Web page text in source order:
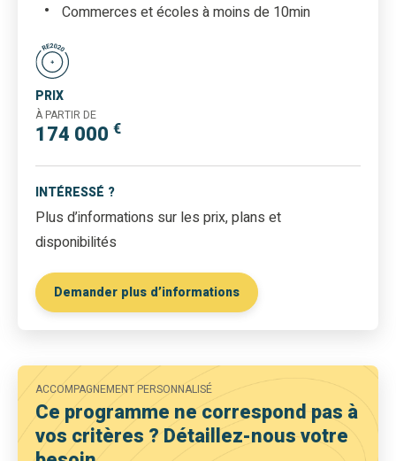
Commerces et écoles à moins de 10min
PRIX
À PARTIR DE
174 000 €
INTÉRESSÉ ?
Plus d’informations sur les prix, plans et
disponibilités
Demander plus d’informations
ACCOMPAGNEMENT PERSONNALISÉ
Ce programme ne correspond pas à
vos critères ? Détaillez-nous votre